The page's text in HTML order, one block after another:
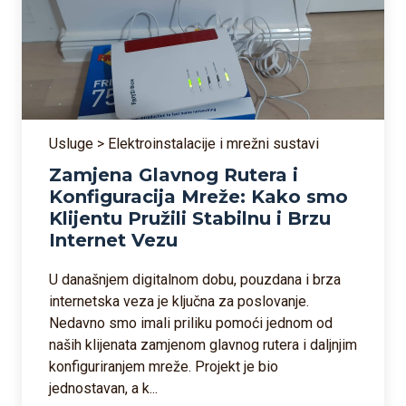
Usluge > Elektroinstalacije i mrežni sustavi
Zamjena Glavnog Rutera i
Konfiguracija Mreže: Kako smo
Klijentu Pružili Stabilnu i Brzu
Internet Vezu
U današnjem digitalnom dobu, pouzdana i brza
internetska veza je ključna za poslovanje.
Nedavno smo imali priliku pomoći jednom od
naših klijenata zamjenom glavnog rutera i daljnjim
konfiguriranjem mreže. Projekt je bio
jednostavan, a k...